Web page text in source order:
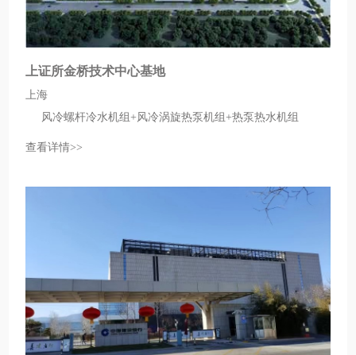
上证所金桥技术中心基地
上海
风冷螺杆冷水机组+风冷涡旋热泵机组+热泵热水机组
查看详情>>